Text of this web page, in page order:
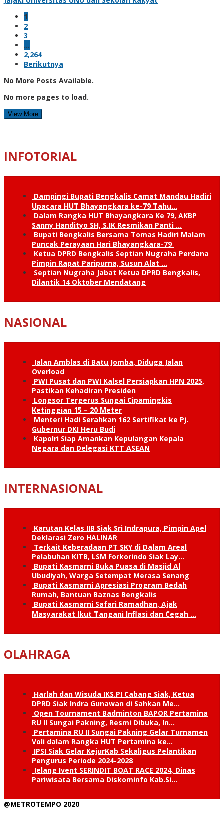
1
2
3
…
2,264
Berikutnya
No More Posts Available.
No more pages to load.
View More
INFOTORIAL
Dampingi Bupati Bengkalis Camat Mandau Hadiri
Upacara HUT Bhayangkara ke-79 Tahu…
Dalam Rangka HUT Bhayangkara Ke 79, AKBP
Sanny Handityo SH, S.IK Resmikan Panti …
Bupati Bengkalis Bersama Tomas Hadiri Malam
Puncak Perayaan Hari Bhayangkara-79
Ketua DPRD Bengkalis Septian Nugraha Perdana
Pimpin Rapat Paripurna, Susun Alat …
Septian Nugraha Jabat Ketua DPRD Bengkalis,
Dilantik 14 Oktober Mendatang
NASIONAL
Jalan Amblas di Batu Jomba, Diduga Jalan
Overload
PWI Pusat dan PWI Kalsel Persiapkan HPN 2025,
Pastikan Kehadiran Presiden
Longsor Tergerus Sungai Cipamingkis
Ketinggian 15 – 20 Meter
Menteri Hadi Serahkan 162 Sertifikat ke Pj.
Gubernur DKI Heru Budi
Kapolri Siap Amankan Kepulangan Kepala
Negara dan Delegasi KTT ASEAN
INTERNASIONAL
Karutan Kelas IIB Siak Sri Indrapura, Pimpin Apel
Deklarasi Zero HALINAR
Terkait Keberadaan PT SKY di Dalam Areal
Pelabuhan KITB, LSM Forkorindo Siak Lay…
Bupati Kasmarni Buka Puasa di Masjid Al
Ubudiyah, Warga Setempat Merasa Senang
Bupati Kasmarni Apresiasi Program Bedah
Rumah, Bantuan Baznas Bengkalis
Bupati Kasmarni Safari Ramadhan, Ajak
Masyarakat Ikut Tangani Inflasi dan Cegah …
OLAHRAGA
Harlah dan Wisuda IKS.PI Cabang Siak, Ketua
DPRD Siak Indra Gunawan di Sahkan Me…
Open Tournament Badminton BAPOR Pertamina
RU II Sungai Pakning, Resmi Dibuka, In…
Pertamina RU II Sungai Pakning Gelar Turnamen
Voli dalam Rangka HUT Pertamina ke…
IPSI Siak Gelar KejurKab Sekaligus Pelantikan
Pengurus Periode 2024-2028
Jelang Ivent SERINDIT BOAT RACE 2024, Dinas
Pariwisata Bersama Diskominfo Kab.Si…
@METROTEMPO 2020